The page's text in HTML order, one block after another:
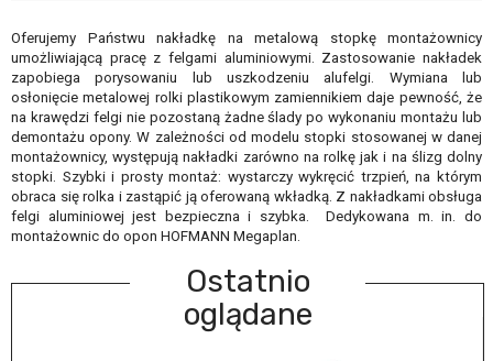
Oferujemy Państwu nakładkę na metalową stopkę montażownicy
umożliwiającą pracę z felgami aluminiowymi. Zastosowanie nakładek
zapobiega porysowaniu lub uszkodzeniu alufelgi. Wymiana lub
osłonięcie metalowej rolki plastikowym zamiennikiem daje pewność, że
na krawędzi felgi nie pozostaną żadne ślady po wykonaniu montażu lub
demontażu opony. W zależności od modelu stopki stosowanej w danej
montażownicy, występują nakładki zarówno na rolkę jak i na ślizg dolny
stopki. Szybki i prosty montaż: wystarczy wykręcić trzpień, na którym
obraca się rolka i zastąpić ją oferowaną wkładką. Z nakładkami obsługa
felgi aluminiowej jest bezpieczna i szybka. Dedykowana m. in. do
montażownic do opon HOFMANN Megaplan.
Ostatnio
oglądane